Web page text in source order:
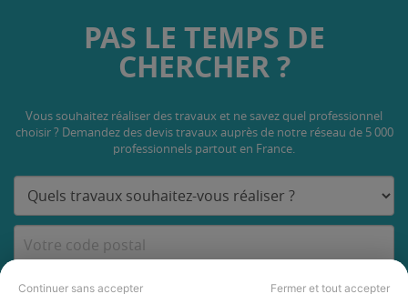
Continuer sans accepter Fermer et tout accepter
PAS LE TEMPS DE
CHERCHER ?
Vous souhaitez réaliser des travaux et ne savez quel professionnel
choisir ? Demandez des devis travaux auprès de notre réseau de 5 000
professionnels partout en France.
DEMANDER UN DEVIS